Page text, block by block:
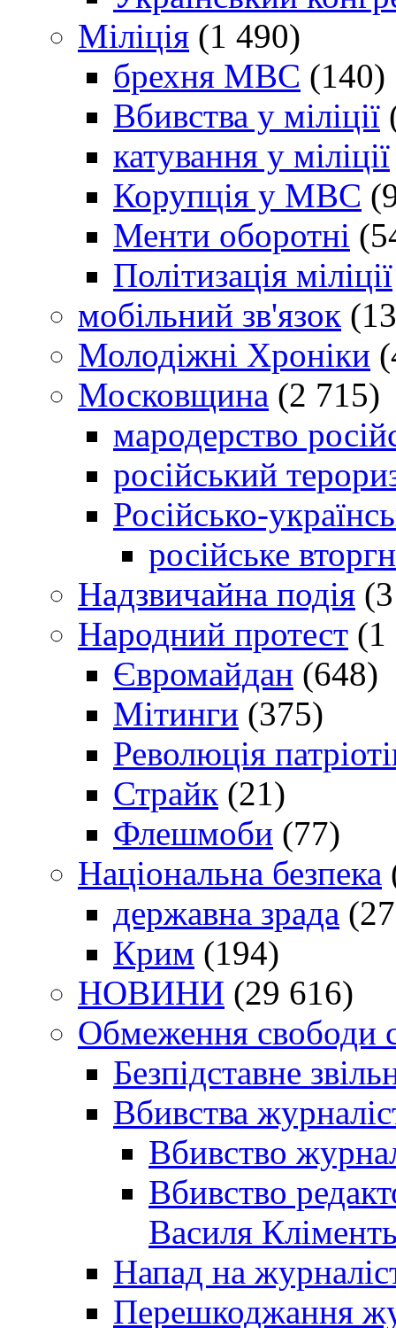
Міліція (1 490)
брехня МВС (140)
Вбивства у міліції
катування у міліції
Корупція у МВС
Менти оборотні
Політизація міліції
мобільний зв'язок
Молодіжні Хроніки
Московщина (2 715)
мародерство
російський
Російсько-
російське
Надзвичайна подія
Народний протест (1
Євромайдан (648)
Мітинги (375)
Революція
Страйк (21)
Флешмоби (77)
Національна безпека
державна зрада
Крим (194)
НОВИНИ (29 616)
Обмеження свободи
Безпідставне
Вбивства
Вбивство
Вбивство
Василя
Напад на
Перешкоджання